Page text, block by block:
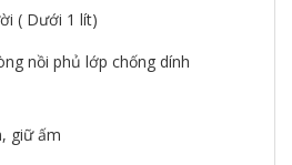
( Dưới 1 lít)
nồi phủ lớp chống dính
giữ ấm